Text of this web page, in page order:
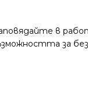
в
за